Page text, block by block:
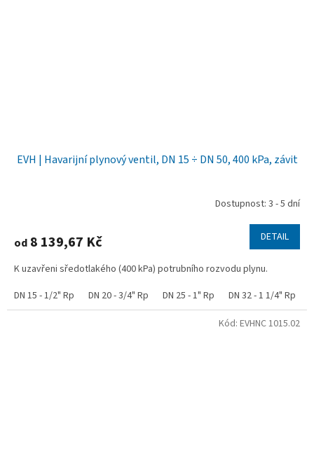
EVH | Havarijní plynový ventil, DN 15 ÷ DN 50, 400 kPa, závit
Dostupnost: 3 - 5 dní
od 8 139,67 Kč DETAIL
K uzavřeni sředotlakého (400 kPa) potrubního rozvodu plynu.
DN 15 - 1/2" Rp
DN 20 - 3/4" Rp DN 25 - 1" Rp DN 32 - 1 1/4" Rp
Kód: EVHNC 1015.02